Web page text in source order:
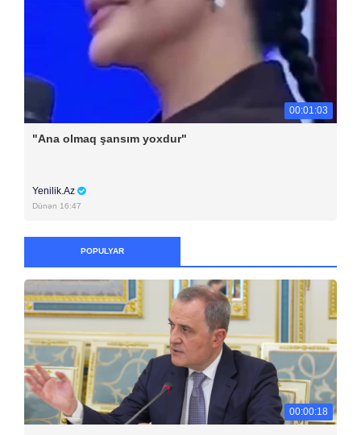
00:01:03
"Ana olmaq şansım yoxdur"
Yenilik.Az
Dünən 16:47
POPULYAR
00:00:18